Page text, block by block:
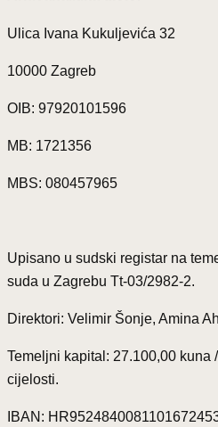
Ulica Ivana Kukuljevića 32
10000 Zagreb
OIB: 97920101596
MB: 1721356
MBS: 080457965
Upisano u sudski registar na
suda u Zagrebu Tt-03/2982-2.
Direktori: Velimir Šonje, Amina
Temeljni kapital: 27.100,00 kuna
cijelosti.
IBAN: